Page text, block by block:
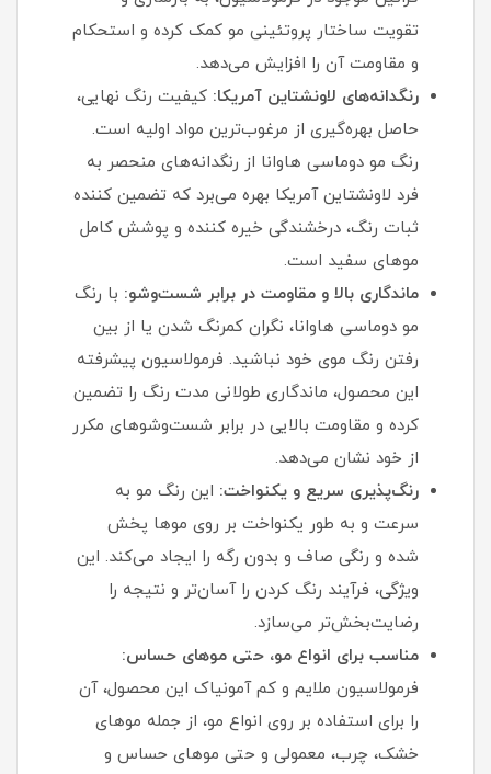
تقویت ساختار پروتئینی مو کمک کرده و استحکام
و مقاومت آن را افزایش می‌دهد.
رنگدانه‌های لاونشتاین آمریکا: کیفیت رنگ نهایی،
حاصل بهره‌گیری از مرغوب‌ترین مواد اولیه است.
رنگ مو دوماسی هاوانا از رنگدانه‌های منحصر به
فرد لاونشتاین آمریکا بهره می‌برد که تضمین‌ کننده
ثبات رنگ، درخشندگی خیره‌ کننده و پوشش کامل
موهای سفید است.
ماندگاری بالا و مقاومت در برابر شست‌وشو: با رنگ
مو دوماسی هاوانا، نگران کمرنگ شدن یا از بین
رفتن رنگ موی خود نباشید. فرمولاسیون پیشرفته
این محصول، ماندگاری طولانی‌ مدت رنگ را تضمین
کرده و مقاومت بالایی در برابر شست‌وشوهای مکرر
از خود نشان می‌دهد.
رنگ‌پذیری سریع و یکنواخت: این رنگ مو به
سرعت و به طور یکنواخت بر روی موها پخش
شده و رنگی صاف و بدون رگه را ایجاد می‌کند. این
ویژگی، فرآیند رنگ کردن را آسان‌تر و نتیجه را
رضایت‌بخش‌تر می‌سازد.
مناسب برای انواع مو، حتی موهای حساس:
فرمولاسیون ملایم و کم‌ آمونیاک این محصول، آن
را برای استفاده بر روی انواع مو، از جمله موهای
خشک، چرب، معمولی و حتی موهای حساس و